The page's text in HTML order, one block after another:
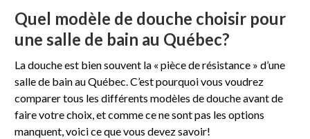
Quel modèle de douche choisir pour
une salle de bain au Québec?
La douche est bien souvent la « pièce de résistance » d’une
salle de bain au Québec. C’est pourquoi vous voudrez
comparer tous les différents modèles de douche avant de
faire votre choix, et comme ce ne sont pas les options
manquent, voici ce que vous devez savoir!